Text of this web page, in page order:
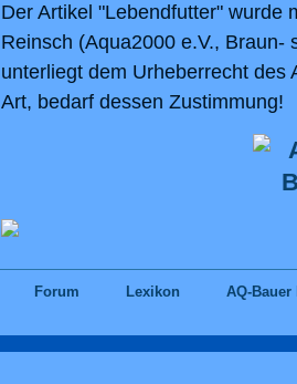
Der Artikel "Lebendfutter" wurde
Reinsch (Aqua2000 e.V., Braun-
unterliegt dem Urheberrecht des
Art, bedarf dessen Zustimmung!
Forum Lexikon AQ-Bauer